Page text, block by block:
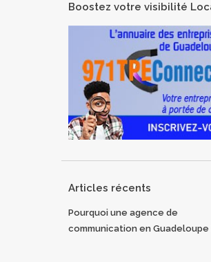
Boostez votre visibilité
Articles récents
Pourquoi une agence de
communication en Guadeloupe